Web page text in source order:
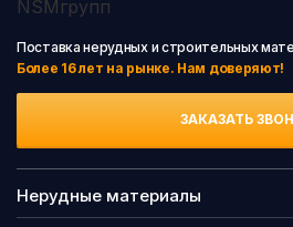
Поставка нерудных и строительных
Более 16 лет на рынке. Нам доверяют!
ЗАКАЗАТЬ
Нерудные материалы